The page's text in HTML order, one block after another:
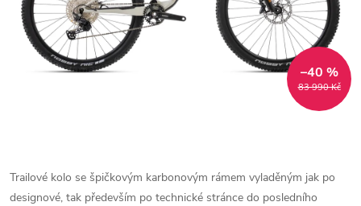
83 990 Kč
–40 %
Trailové kolo se špičkovým karbonovým rámem vyladěným jak po
designové, tak především po technické stránce do posledního